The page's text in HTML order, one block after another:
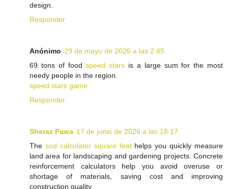
design.
Responder
Anónimo 29 de mayo de 2026 a las 2:45
69 tons of foodspeed stars is a large sum for the most
needy people in the region.
speed stars game
Responder
Sheraz Pawa 17 de junio de 2026 a las 18:17
The sod calculator square feethelps you quickly measure
land area for landscaping and gardening projects. Concrete
reinforcement calculators help you avoid overuse or
shortage of materials, saving cost and improving
construction quality.